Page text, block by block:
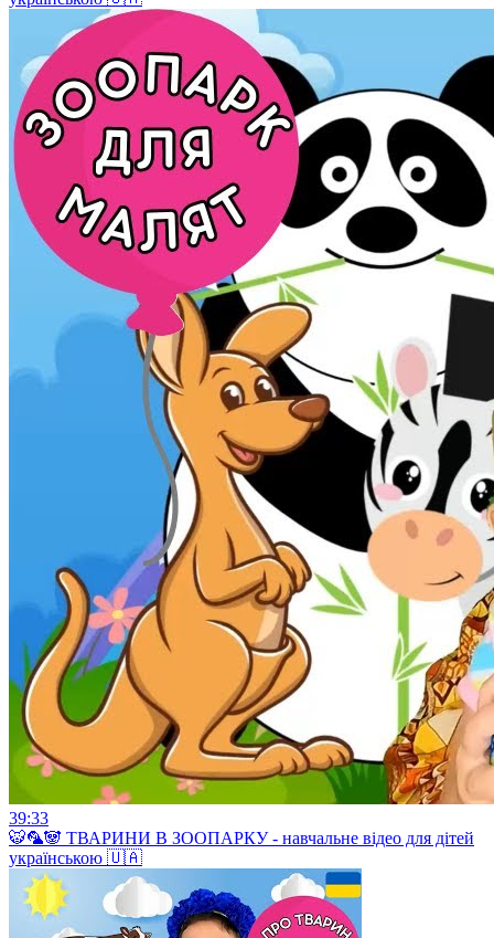
39:33
🐯🦜🐼 ТВАРИНИ В ЗООПАРКУ - навчальне відео для дітей
українською 🇺🇦